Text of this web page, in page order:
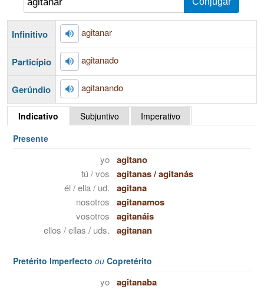
Infinitivo agitanar
Particípio agitanado
Gerúndio agitanando
Indicativo Subjuntivo
Imperativo
Presente
yo agitano
tú / vos agitanas/agitanás
él / ella / ud. agitana
nosotros agitanamos
vosotros agitanáis
ellos / ellas / uds. agitanan
Pretérito Imperfecto ou Copretérito
yo agitanaba